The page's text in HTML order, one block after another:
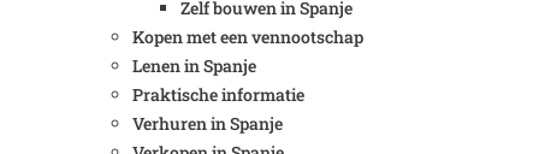
Zelf bouwen in Spanje
Kopen met een vennootschap
Lenen in Spanje
Praktische informatie
Verhuren in Spanje